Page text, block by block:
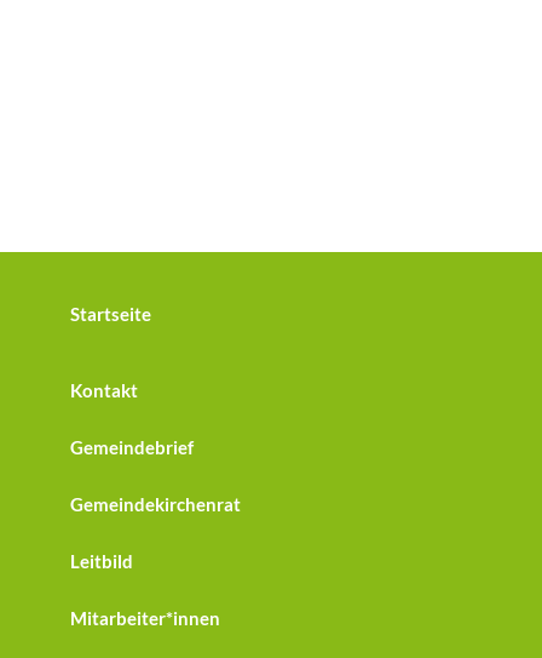
Startseite
Kontakt
Gemeindebrief
Gemeindekirchenrat
Leitbild
Mitarbeiter*innen